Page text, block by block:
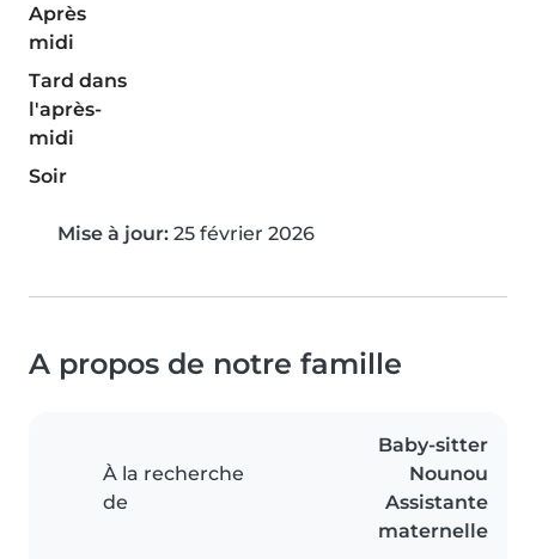
Après
midi
Tard dans
l'après-
midi
Soir
Mise à jour: 25 février 2026
A propos de notre famille
À la recherche
de
Baby-sitter
Nounou
Assistante
maternelle